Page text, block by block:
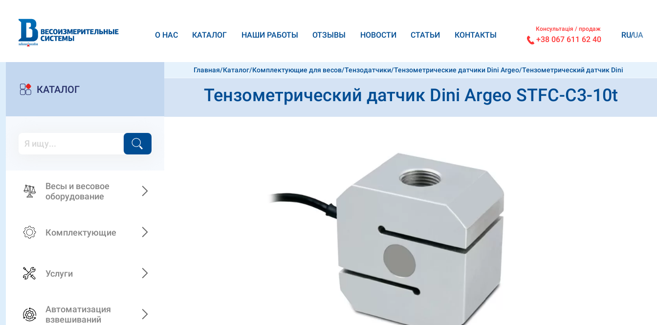
О НАС КАТАЛОГ НАШИ РАБОТЫ ОТЗЫВЫ НОВОСТИ CТАТЬИ КОНТАКТЫ
Консультація / продаж
+38 067 611 62 40 RU UA
КАТАЛОГ
Весы и весовое
оборудование
Комплектующие
Услуги
Автоматизация
взвешиваний
Главная/Каталог/Комплектующие для весов/Тензодатчики/Тензометрические датчики Dini Argeo/Тензометрический датчик Dini
Тензометрический датчик Dini Argeo STFC-C3-10t